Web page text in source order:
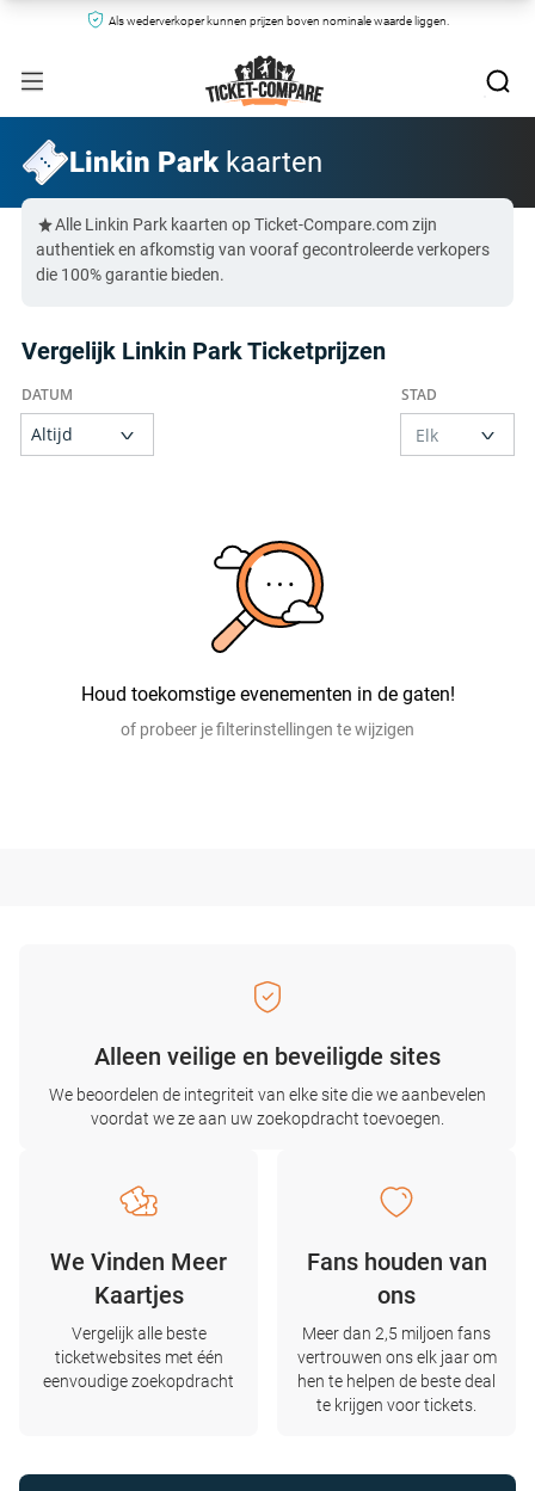
Als wederverkoper kunnen prijzen boven nominale waarde liggen.
Linkin Parkkaarten
Alle Linkin Park kaarten op Ticket-Compare.com zijn
authentiek en afkomstig van vooraf gecontroleerde verkopers
die 100% garantie bieden.
Vergelijk Linkin Park Ticketprijzen
Houd toekomstige evenementen in de gaten!
of probeer je filterinstellingen te wijzigen
Alleen veilige en beveiligde sites
We beoordelen de integriteit van elke site die we aanbevelen
voordat we ze aan uw zoekopdracht toevoegen.
We Vinden Meer
Kaartjes
Vergelijk alle beste
ticketwebsites met één
eenvoudige zoekopdracht
Fans houden van
ons
Meer dan 2,5 miljoen fans
vertrouwen ons elk jaar om
hen te helpen de beste deal
te krijgen voor tickets.